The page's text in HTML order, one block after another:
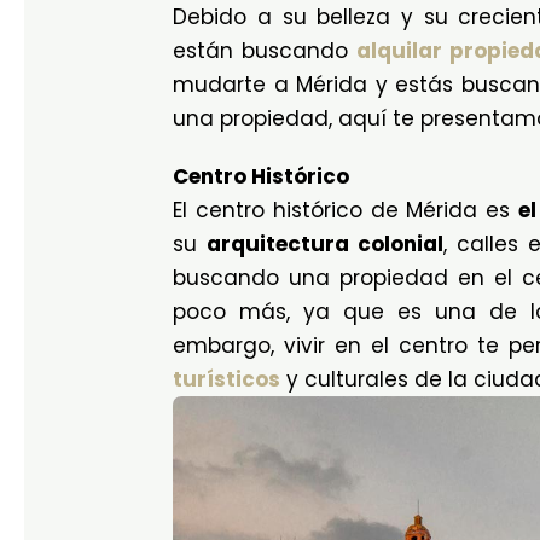
Debido a su belleza y su
están buscando alquilar
mudarte a Mérida y estás
una propiedad, aquí te
Centro Histórico
El centro histórico de Mérida es
su arquitectura colonial, calles
buscando una propiedad en el
poco más, ya que es una de
embargo, vivir en el centro te
turísticos y culturales de la